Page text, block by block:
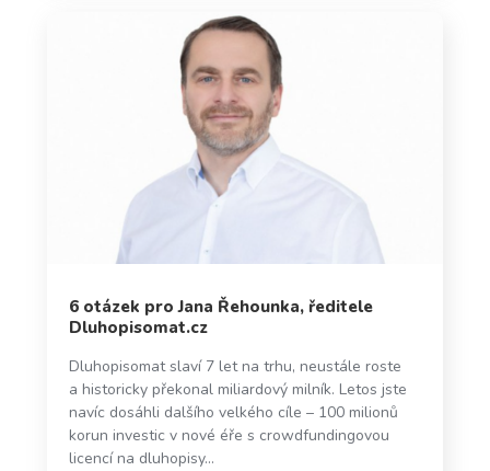
6 otázek pro Jana Řehounka, ředitele
Dluhopisomat.cz
Dluhopisomat slaví 7 let na trhu, neustále roste
a historicky překonal miliardový milník. Letos jste
navíc dosáhli dalšího velkého cíle – 100 milionů
korun investic v nové éře s crowdfundingovou
licencí na dluhopisy...